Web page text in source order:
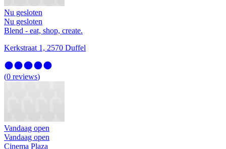
Nu gesloten
Nu gesloten
Blend - eat, shop, create.
Kerkstraat 1, 2570 Duffel
(0 reviews)
Vandaag open
Vandaag open
Cinema Plaza